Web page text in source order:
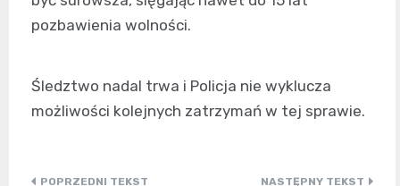
pozbawienia wolności.
Śledztwo nadal trwa i Policja nie wyklucza
możliwości kolejnych zatrzymań w tej sprawie.